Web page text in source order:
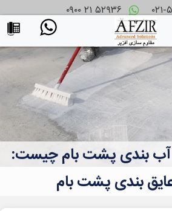
۰۹۰۰ ۲۱ ۵۲۹۳۶
آب بندی پشت بام چیست:
بندی پشت بام